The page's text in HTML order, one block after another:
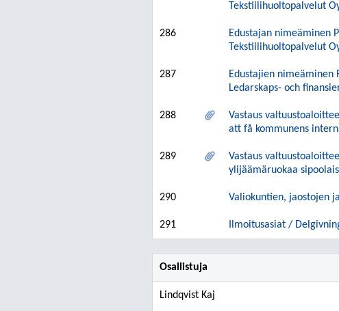
Tekstiilihuoltopalvelut
286
Edustajan nimeäminen
Tekstiilihuoltopalvelut
287
Edustajien nimeäminen
Ledarskaps- och
288
Vastaus
att få kommunens
289
Vastaus
ylijäämäruokaa
290 Valiokuntien, jaostojen
291 Ilmoitusasiat /
Osallistuja
Lindqvist Kaj